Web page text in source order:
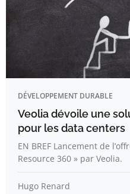
DÉVELOPPEMENT DURABLE
Veolia dévoile une
pour les data centers
EN BREF Lancement de
Resource 360 » par Veolia.
Hugo Renard